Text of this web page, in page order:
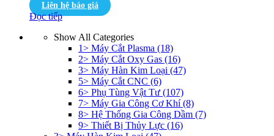
Liên hệ báo giá
Đọc tiếp
Show All Categories
1> Máy Cắt Plasma (18)
2> Máy Cắt Oxy Gas (16)
3> Máy Hàn Kim Loại (47)
5> Máy Cắt CNC (6)
6> Phụ Tùng Vật Tư (107)
7> Máy Gia Công Cơ Khí(8)
8> Hệ Thống Gia Công Dầm (7)
9> Thiết Bị Thủy Lực (16)